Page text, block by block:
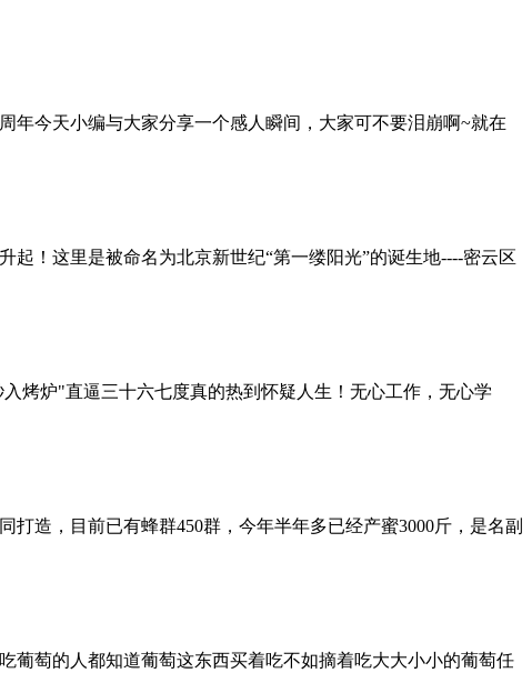
年今天小编与大家分享一个感人瞬间，大家可不要泪崩啊~就在
！这里是被命名为北京新世纪“第一缕阳光”的诞生地----密云区
炉"直逼三十六七度真的热到怀疑人生！无心工作，无心学
造，目前已有蜂群450群，今年半年多已经产蜜3000斤，是名副
葡萄的人都知道葡萄这东西买着吃不如摘着吃大大小小的葡萄任